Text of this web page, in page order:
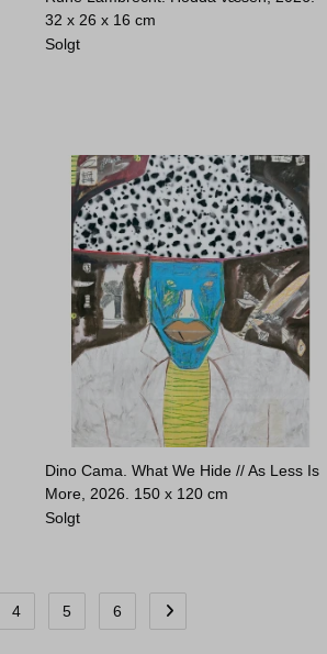
32 x 26 x 16 cm
Solgt
Dino Cama. What We Hide // As Less Is
More, 2026. 150 x 120 cm
Solgt
4 5 6